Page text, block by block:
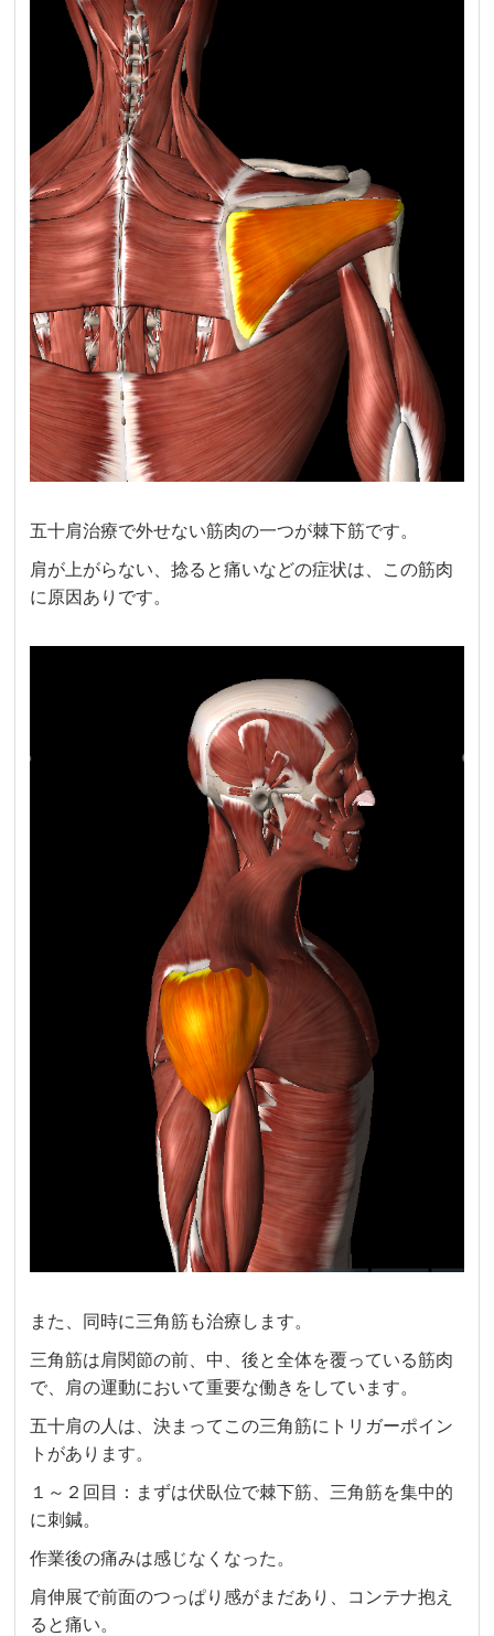
五十肩治療で外せない筋肉の一つが棘下筋です。
肩が上がらない、捻ると痛いなどの症状は、この筋肉
に原因ありです。
また、同時に三角筋も治療します。
三角筋は肩関節の前、中、後と全体を覆っている筋肉
で、肩の運動において重要な働きをしています。
五十肩の人は、決まってこの三角筋にトリガーポイン
トがあります。
１～２回目：まずは伏臥位で棘下筋、三角筋を集中的
に刺鍼。
作業後の痛みは感じなくなった。
肩伸展で前面のつっぱり感がまだあり、コンテナ抱え
ると痛い。